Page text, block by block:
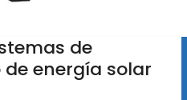
de
energía solar